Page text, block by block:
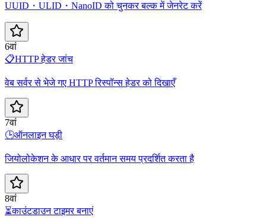
UUID・ULID・NanoID को चुनकर बल्क में जेनरेट करें
6वां
📋HTTP हेडर जांच
वेब सर्वर से भेजे गए HTTP रिस्पॉन्स हेडर को दिखाएँ
7वां
🕒ऑनलाइन घड़ी
जियोलोकेशन के आधार पर वर्तमान समय प्रदर्शित करता है
8वां
⏳काउंटडाउन टाइमर बनाएं